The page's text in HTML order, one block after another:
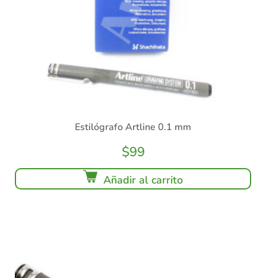
Estilógrafo Artline 0.1 mm
$99
Añadir al carrito